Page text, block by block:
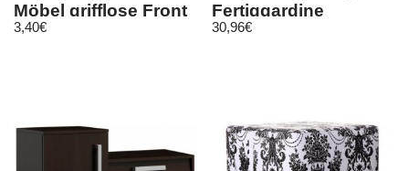
Möbel grifflose Front
3,40€
Fertiggardine
30,96€